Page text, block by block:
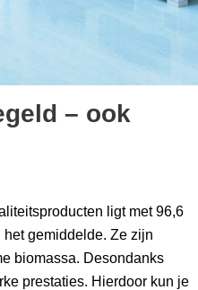
– ook
ligt met 96,6
gemiddelde. Ze zijn
biomassa. Desondanks
prestaties. Hierdoor kun je